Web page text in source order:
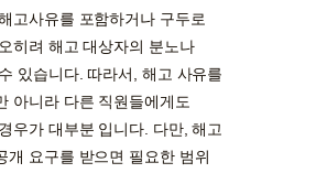
고사유를 포함하거나 구두로
히려 해고 대상자의 분노나
있습니다. 따라서, 해고 사유를
아니라 다른 직원들에게도
우가 대부분 입니다. 다만, 해고
개 요구를 받으면 필요한 범위